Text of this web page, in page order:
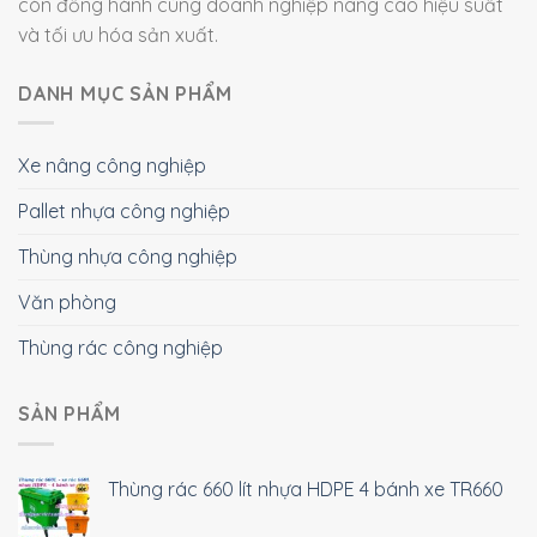
và tối ưu hóa sản xuất.
DANH MỤC SẢN PHẨM
Xe nâng công nghiệp
Pallet nhựa công nghiệp
Thùng nhựa công nghiệp
Văn phòng
Thùng rác công nghiệp
SẢN PHẨM
Thùng rác 660 lít nhựa HDPE 4 bánh xe TR660